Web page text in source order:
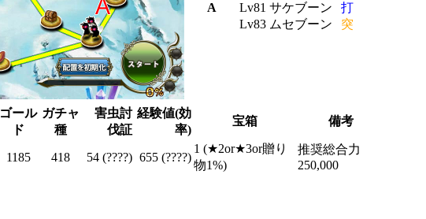
A
Lv81 サケブーン
Lv83 ムセブーン
打
突
ゴール
ド
ガチャ
種
害虫討
伐証
経験値(効
率)
宝箱 備考
1185 418 54 (????) 655 (????)
1 (★2or★3or贈り
物1%)
推奨総合力
250,000